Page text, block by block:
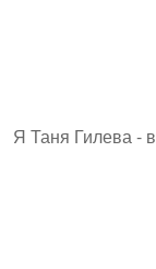
Я Таня Гилева -